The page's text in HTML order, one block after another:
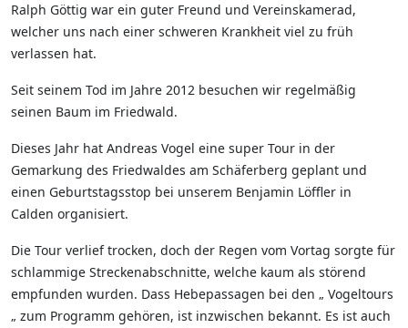
Ralph Göttig war ein guter Freund und Vereinskamerad,
welcher uns nach einer schweren Krankheit viel zu früh
verlassen hat.
Seit seinem Tod im Jahre 2012 besuchen wir regelmäßig
seinen Baum im Friedwald.
Dieses Jahr hat Andreas Vogel eine super Tour in der
Gemarkung des Friedwaldes am Schäferberg geplant und
einen Geburtstagsstop bei unserem Benjamin Löffler in
Calden organisiert.
Die Tour verlief trocken, doch der Regen vom Vortag sorgte für
schlammige Streckenabschnitte, welche kaum als störend
empfunden wurden. Dass Hebepassagen bei den „ Vogeltours
„ zum Programm gehören, ist inzwischen bekannt. Es ist auch